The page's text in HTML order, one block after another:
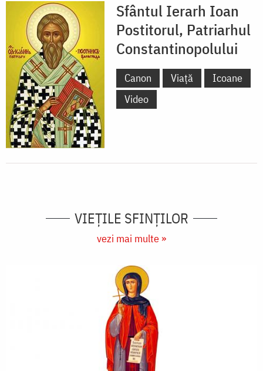
Sfântul Ierarh Ioan
Postitorul, Patriarhul
Constantinopolului
Canon Viață
Icoane
Video
VIEŢILE SFINŢILOR
vezi mai multe »